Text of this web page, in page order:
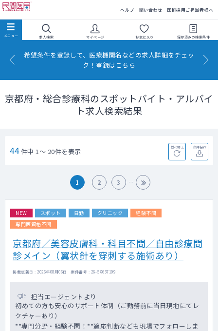
ヘルプ 問い合わせ 医師採用ご担当者様へ
求人検索 マイページ お気に入り 保存済みの検索条件
希望条件を登録して、医療機関名などの求人詳細をチェッ
ク！登録はこちら
京都府・総合診療科のスポットバイト・アルバイ
ト求人検索結果
44件中 1～ 20件を表示 並べ替え 条件保存
1 2 3
NEW スポット 日勤 クリニック
経験不問
専門医資格不問
京都府／美容皮膚科・科目不問／自由診療問
診メイン（翼状針を穿刺する施術あり）
掲載更新日 : 2026年08月06日 案件番号 : 26-SX637199
担当エージェントより
初めての方も安心のサポート体制（ご勤務前に当日現地にてレ
クチャーあり）
**専門分野・経験不問！**適応判断なども現場でフォローしま